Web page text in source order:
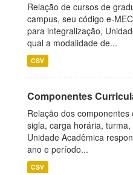
Relação de cursos de
campus, seu código e-
para integralização,
qual a modalidade de...
CSV
Componentes
Relação dos
sigla, carga horária,
Unidade Acadêmica
ano e período...
CSV